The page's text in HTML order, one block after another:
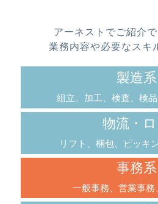
アーネストでご紹介
業務内容や必要なスキ
製造系
組立、加工、検査、検
物流・
リフト、梱包、ピッキ
事務系
一般事務、営業事務